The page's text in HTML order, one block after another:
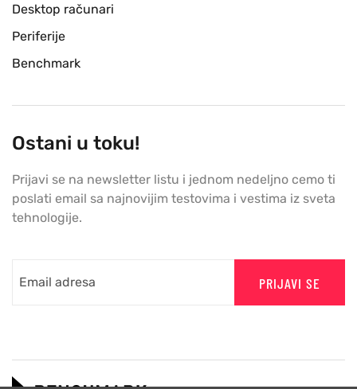
Desktop računari
Periferije
Benchmark
Ostani u toku!
Prijavi se na newsletter listu i jednom nedeljno cemo ti
poslati email sa najnovijim testovima i vestima iz sveta
tehnologije.
PRIJAVI SE